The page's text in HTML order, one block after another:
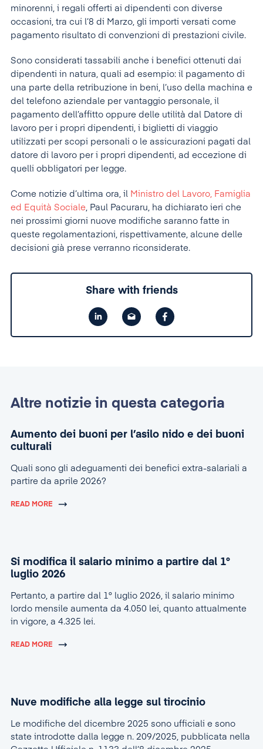
minorenni, i regali offerti ai dipendenti con diverse
occasioni, tra cui l’8 di Marzo, gli importi versati come
pagamento risultato di convenzioni di prestazioni civile.
Sono considerati tassabili anche i benefici ottenuti dai
dipendenti in natura, quali ad esempio: il pagamento di
una parte della retribuzione in beni, l’uso della machina e
del telefono aziendale per vantaggio personale, il
pagamento dell’affitto oppure delle utilità dal Datore di
lavoro per i propri dipendenti, i biglietti di viaggio
utilizzati per scopi personali o le assicurazioni pagati dal
datore di lavoro per i propri dipendenti, ad eccezione di
quelli obbligatori per legge.
Come notizie d’ultima ora, il Ministro del Lavoro, Famiglia
ed Equità Sociale, Paul Pacuraru, ha dichiarato ieri che
nei prossimi giorni nuove modifiche saranno fatte in
queste regolamentazioni, rispettivamente, alcune delle
decisioni già prese verranno riconsiderate.
Share with friends
Altre notizie in questa categoria
Aumento dei buoni per l’asilo nido e dei buoni
culturali
Quali sono gli adeguamenti dei benefici extra-salariali a
partire da aprile 2026?
READ MORE
Si modifica il salario minimo a partire dal 1°
luglio 2026
Pertanto, a partire dal 1° luglio 2026, il salario minimo
lordo mensile aumenta da 4.050 lei, quanto attualmente
in vigore, a 4.325 lei.
READ MORE
Nuve modifiche alla legge sul tirocinio
Le modifiche del dicembre 2025 sono ufficiali e sono
state introdotte dalla legge n. 209/2025, pubblicata nella